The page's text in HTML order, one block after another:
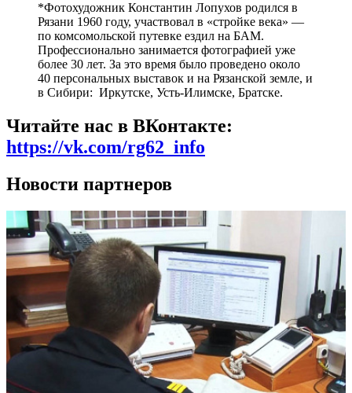
*Фотохудожник Константин Лопухов родился в
Рязани 1960 году, участвовал в «стройке века» —
по комсомольской путевке ездил на БАМ.
Профессионально занимается фотографией уже
более 30 лет. За это время было проведено около
40 персональных выставок и на Рязанской земле, и
в Сибири: Иркутске, Усть-Илимске, Братске.
Читайте нас в ВКонтакте:
https://vk.com/rg62_info
Новости партнеров